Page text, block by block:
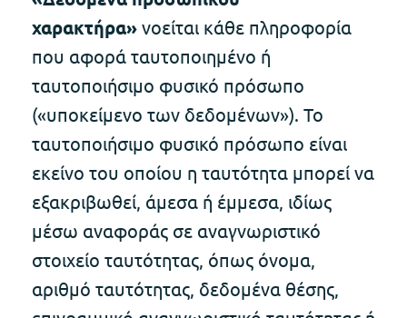
χαρακτήρα» νοείται κάθε πληροφορία
που αφορά ταυτοποιημένο ή
ταυτοποιήσιμο φυσικό πρόσωπο
(«υποκείμενο των δεδομένων»). Το
ταυτοποιήσιμο φυσικό πρόσωπο είναι
εκείνο του οποίου η ταυτότητα μπορεί να
εξακριβωθεί, άμεσα ή έμμεσα, ιδίως
μέσω αναφοράς σε αναγνωριστικό
στοιχείο ταυτότητας, όπως όνομα,
αριθμό ταυτότητας, δεδομένα θέσης,